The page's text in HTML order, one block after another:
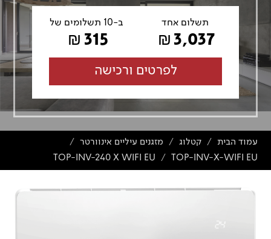
תשלום אחד
₪ 3,037
ב-10 תשלומים של
₪ 315
לפרטים ורכישה
עמוד הבית / קטלוג / מזגנים עיליים אינוורטר /
TOP-INV-X-WIFI EU
/
TOP-INV-240 X WIFI EU